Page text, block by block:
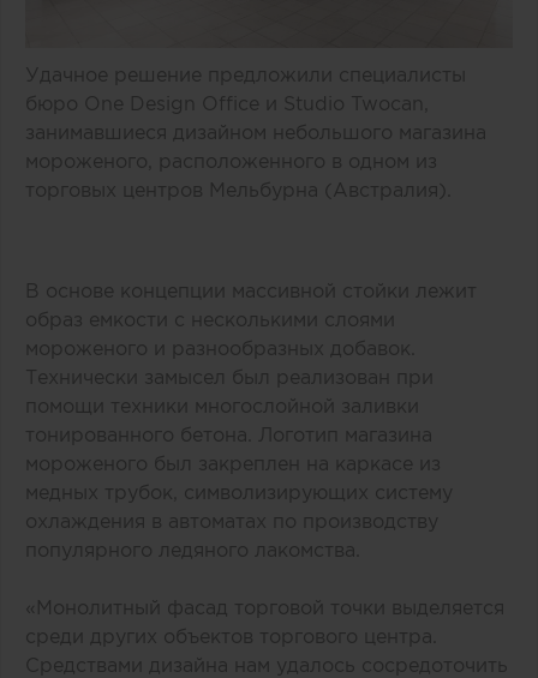
Удачное решение предложили специалисты
бюро One Design Office и Studio Twocan,
занимавшиеся дизайном небольшого магазина
мороженого, расположенного в одном из
торговых центров Мельбурна (Австралия).
В основе концепции массивной стойки лежит
образ емкости с несколькими слоями
мороженого и разнообразных добавок.
Технически замысел был реализован при
помощи техники многослойной заливки
тонированного бетона. Логотип магазина
мороженого был закреплен на каркасе из
медных трубок, символизирующих систему
охлаждения в автоматах по производству
популярного ледяного лакомства.
«Монолитный фасад торговой точки выделяется
среди других объектов торгового центра.
Средствами дизайна нам удалось сосредоточить